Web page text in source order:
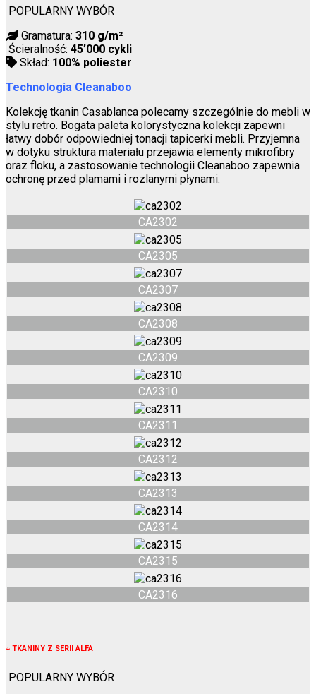
POPULARNY WYBÓR
Gramatura: 310 g/m²
Ścieralność: 45’000 cykli
Skład: 100% poliester
Technologia Cleanaboo
Kolekcję tkanin Casablanca polecamy szczególnie do mebli w
stylu retro. Bogata paleta kolorystyczna kolekcji zapewni
łatwy dobór odpowiedniej tonacji tapicerki mebli. Przyjemna
w dotyku struktura materiału przejawia elementy mikrofibry
oraz floku, a zastosowanie technologii Cleanaboo zapewnia
ochronę przed plamami i rozlanymi płynami.
CA2302
CA2305
CA2307
CA2308
CA2309
CA2310
CA2311
CA2312
CA2313
CA2314
CA2315
CA2316
↓ TKANINY Z SERII ALFA
POPULARNY WYBÓR